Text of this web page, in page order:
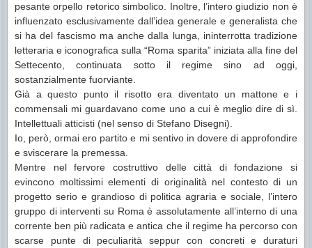
pesante orpello retorico simbolico. Inoltre, l’intero giudizio non è
influenzato esclusivamente dall’idea generale e generalista che
si ha del fascismo ma anche dalla lunga, ininterrotta tradizione
letteraria e iconografica sulla “Roma sparita” iniziata alla fine del
Settecento, continuata sotto il regime sino ad oggi,
sostanzialmente fuorviante.
Già a questo punto il risotto era diventato un mattone e i
commensali mi guardavano come uno a cui è meglio dire di sì.
Intellettuali atticisti (nel senso di Stefano Disegni).
Io, però, ormai ero partito e mi sentivo in dovere di approfondire
e sviscerare la premessa.
Mentre nel fervore costruttivo delle città di fondazione si
evincono moltissimi elementi di originalità nel contesto di un
progetto serio e grandioso di politica agraria e sociale, l’intero
gruppo di interventi su Roma è assolutamente all’interno di una
corrente ben più radicata e antica che il regime ha percorso con
scarse punte di peculiarità seppur con concreti e duraturi